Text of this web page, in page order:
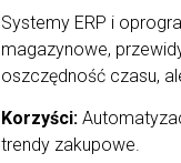
Systemy ERP i
magazynowe,
oszczędność czasu,
Korzyści:
trendy zakupowe.